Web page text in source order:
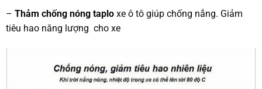
– Thảm chống nóng taploxe ô tô giúp chống nắng. Giảm
tiêu hao năng lượng cho xe